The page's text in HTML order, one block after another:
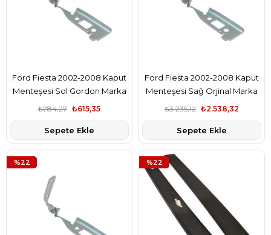
Ford Fiesta 2002-2008 Kaput
Menteşesi Sol Gordon Marka
2S6116801AE
₺615,35
₺784,27
Sepete Ekle
Ford Fiesta 2002-2008 Kaput
Menteşesi Sağ Orjinal Marka
2S6116801AE
₺2.538,32
₺3.235,12
Sepete Ekle
%22 %22